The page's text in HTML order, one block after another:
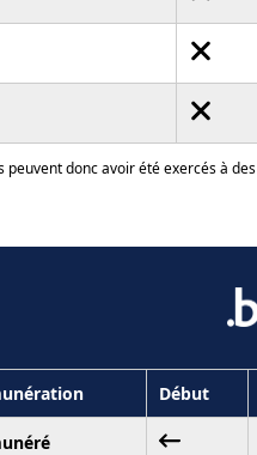
donc avoir été exercés à des
Début